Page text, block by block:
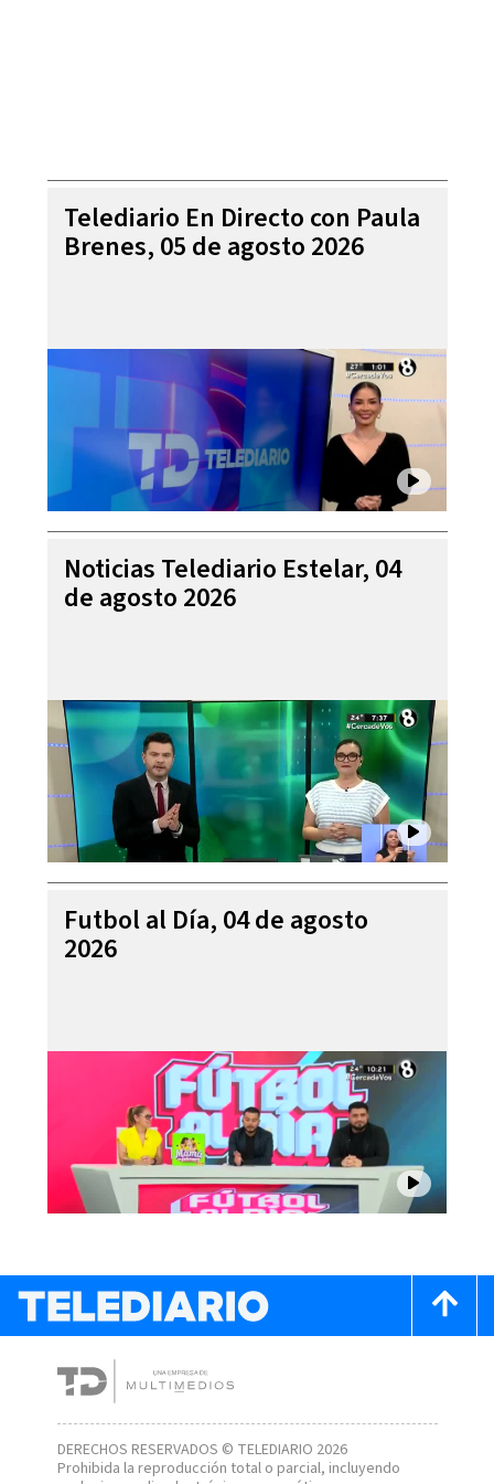
Telediario En Directo con Paula
Brenes, 05 de agosto 2026
Noticias Telediario Estelar, 04
de agosto 2026
Futbol al Día, 04 de agosto
2026
DERECHOS RESERVADOS © TELEDIARIO 2026
Prohibida la reproducción total o parcial, incluyendo